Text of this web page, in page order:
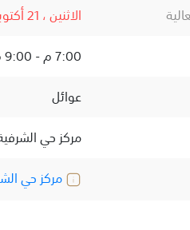
الاثنين ، 21 أكتوبر ، 2024
7:00 م - 9:00 م
عوائل
مركز حي
مركز حي